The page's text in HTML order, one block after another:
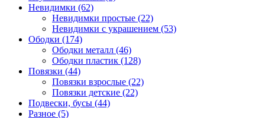
Невидимки (62)
Невидимки простые (22)
Невидимки с украшением (53)
Ободки (174)
Ободки металл (46)
Ободки пластик (128)
Повязки (44)
Повязки взрослые (22)
Повязки детские (22)
Подвески, бусы (44)
Разное (5)